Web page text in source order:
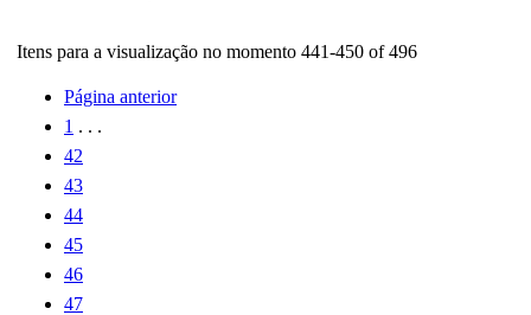
Itens para a visualização no momento 441-450 of 496
Página anterior
1 . . .
42
43
44
45
46
47